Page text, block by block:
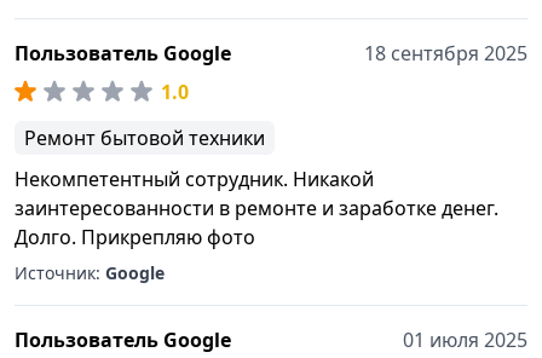
Пользователь Google
18 сентября 2025
1.0
Ремонт бытовой техники
Некомпетентный сотрудник. Никакой
заинтересованности в ремонте и заработке денег.
Долго. Прикрепляю фото
Источник: Google
Пользователь Google
01 июля 2025